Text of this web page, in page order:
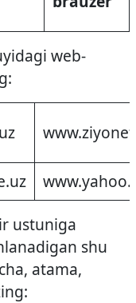
web­
ustuniga
shu
atama,